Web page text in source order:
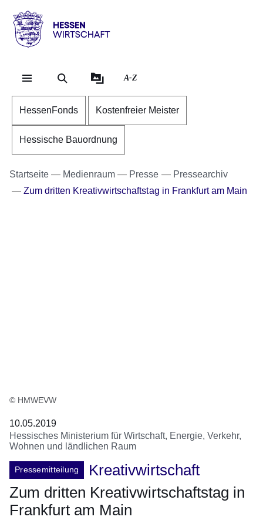
Hessen
Wirtschaft
A-Z
HessenFonds Kostenfreier Meister
Hessische Bauordnung
Startseite Medienraum Presse
Pressearchiv
Zum dritten Kreativwirtschaftstag in Frankfurt am Main
© HMWEVW
10.05.2019
Hessisches Ministerium für Wirtschaft, Energie, Verkehr,
Wohnen und ländlichen Raum
Pressemitteilung
Kreativwirtschaft
Zum dritten Kreativwirtschaftstag in
Frankfurt am Main